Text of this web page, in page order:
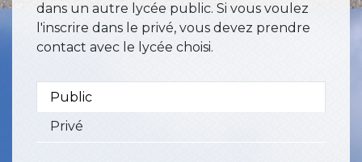
dans un autre lycée public. Si vous voulez
l'inscrire dans le privé, vous devez prendre
contact avec le lycée choisi.
Public
Privé